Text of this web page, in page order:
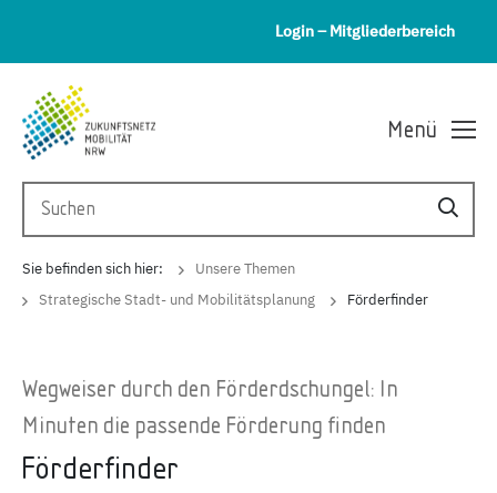
Login – Mitgliederbereich
Menü
Sie befinden sich hier:
Unsere Themen
Strategische Stadt- und Mobilitätsplanung
Förderfinder
Wegweiser durch den Förderdschungel: In
Minuten die passende Förderung finden
Förderfinder